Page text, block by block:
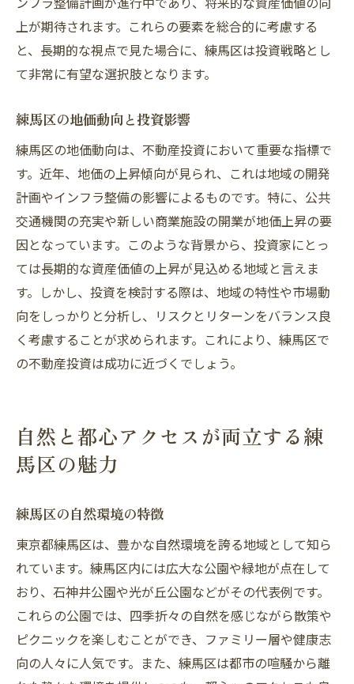
上が期待されます。これらの要素を総合的に考慮する
と、長期的な視点で見た場合に、練馬区は投資戦略とし
て非常に有望な選択肢となります。
練馬区の地価動向と投資影響
練馬区の地価動向は、不動産投資において重要な指標で
す。近年、地価の上昇傾向が見られ、これは地域の開発
計画やインフラ整備の影響によるものです。特に、公共
交通機関の充実や新しい商業施設の開業が地価上昇の要
因となっています。このような背景から、投資家にとっ
ては長期的な資産価値の上昇が見込める地域と言えま
す。しかし、投資を検討する際は、地域の特性や市場動
向をしっかりと分析し、リスクとリターンをバランス良
く考慮することが求められます。これにより、練馬区で
の不動産投資は成功に近づくでしょう。
自然と都心アクセスが両立する練
馬区の魅力
練馬区の自然環境の特徴
東京都練馬区は、豊かな自然環境を誇る地域として知ら
れています。練馬区内には広大な公園や緑地が点在して
おり、石神井公園や光が丘公園などがその代表例です。
これらの公園では、四季折々の自然を感じながら散策や
ピクニックを楽しむことができ、ファミリー層や健康志
向の人々に人気です。また、練馬区は都市の喧騒から離